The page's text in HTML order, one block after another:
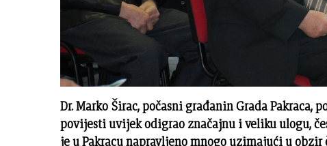
Dr. Marko Širac, počasni građanin Grada Pakraca,
povijesti uvijek odigrao značajnu i veliku ulogu,
je u Pakracu napravljeno mnogo uzimajući u